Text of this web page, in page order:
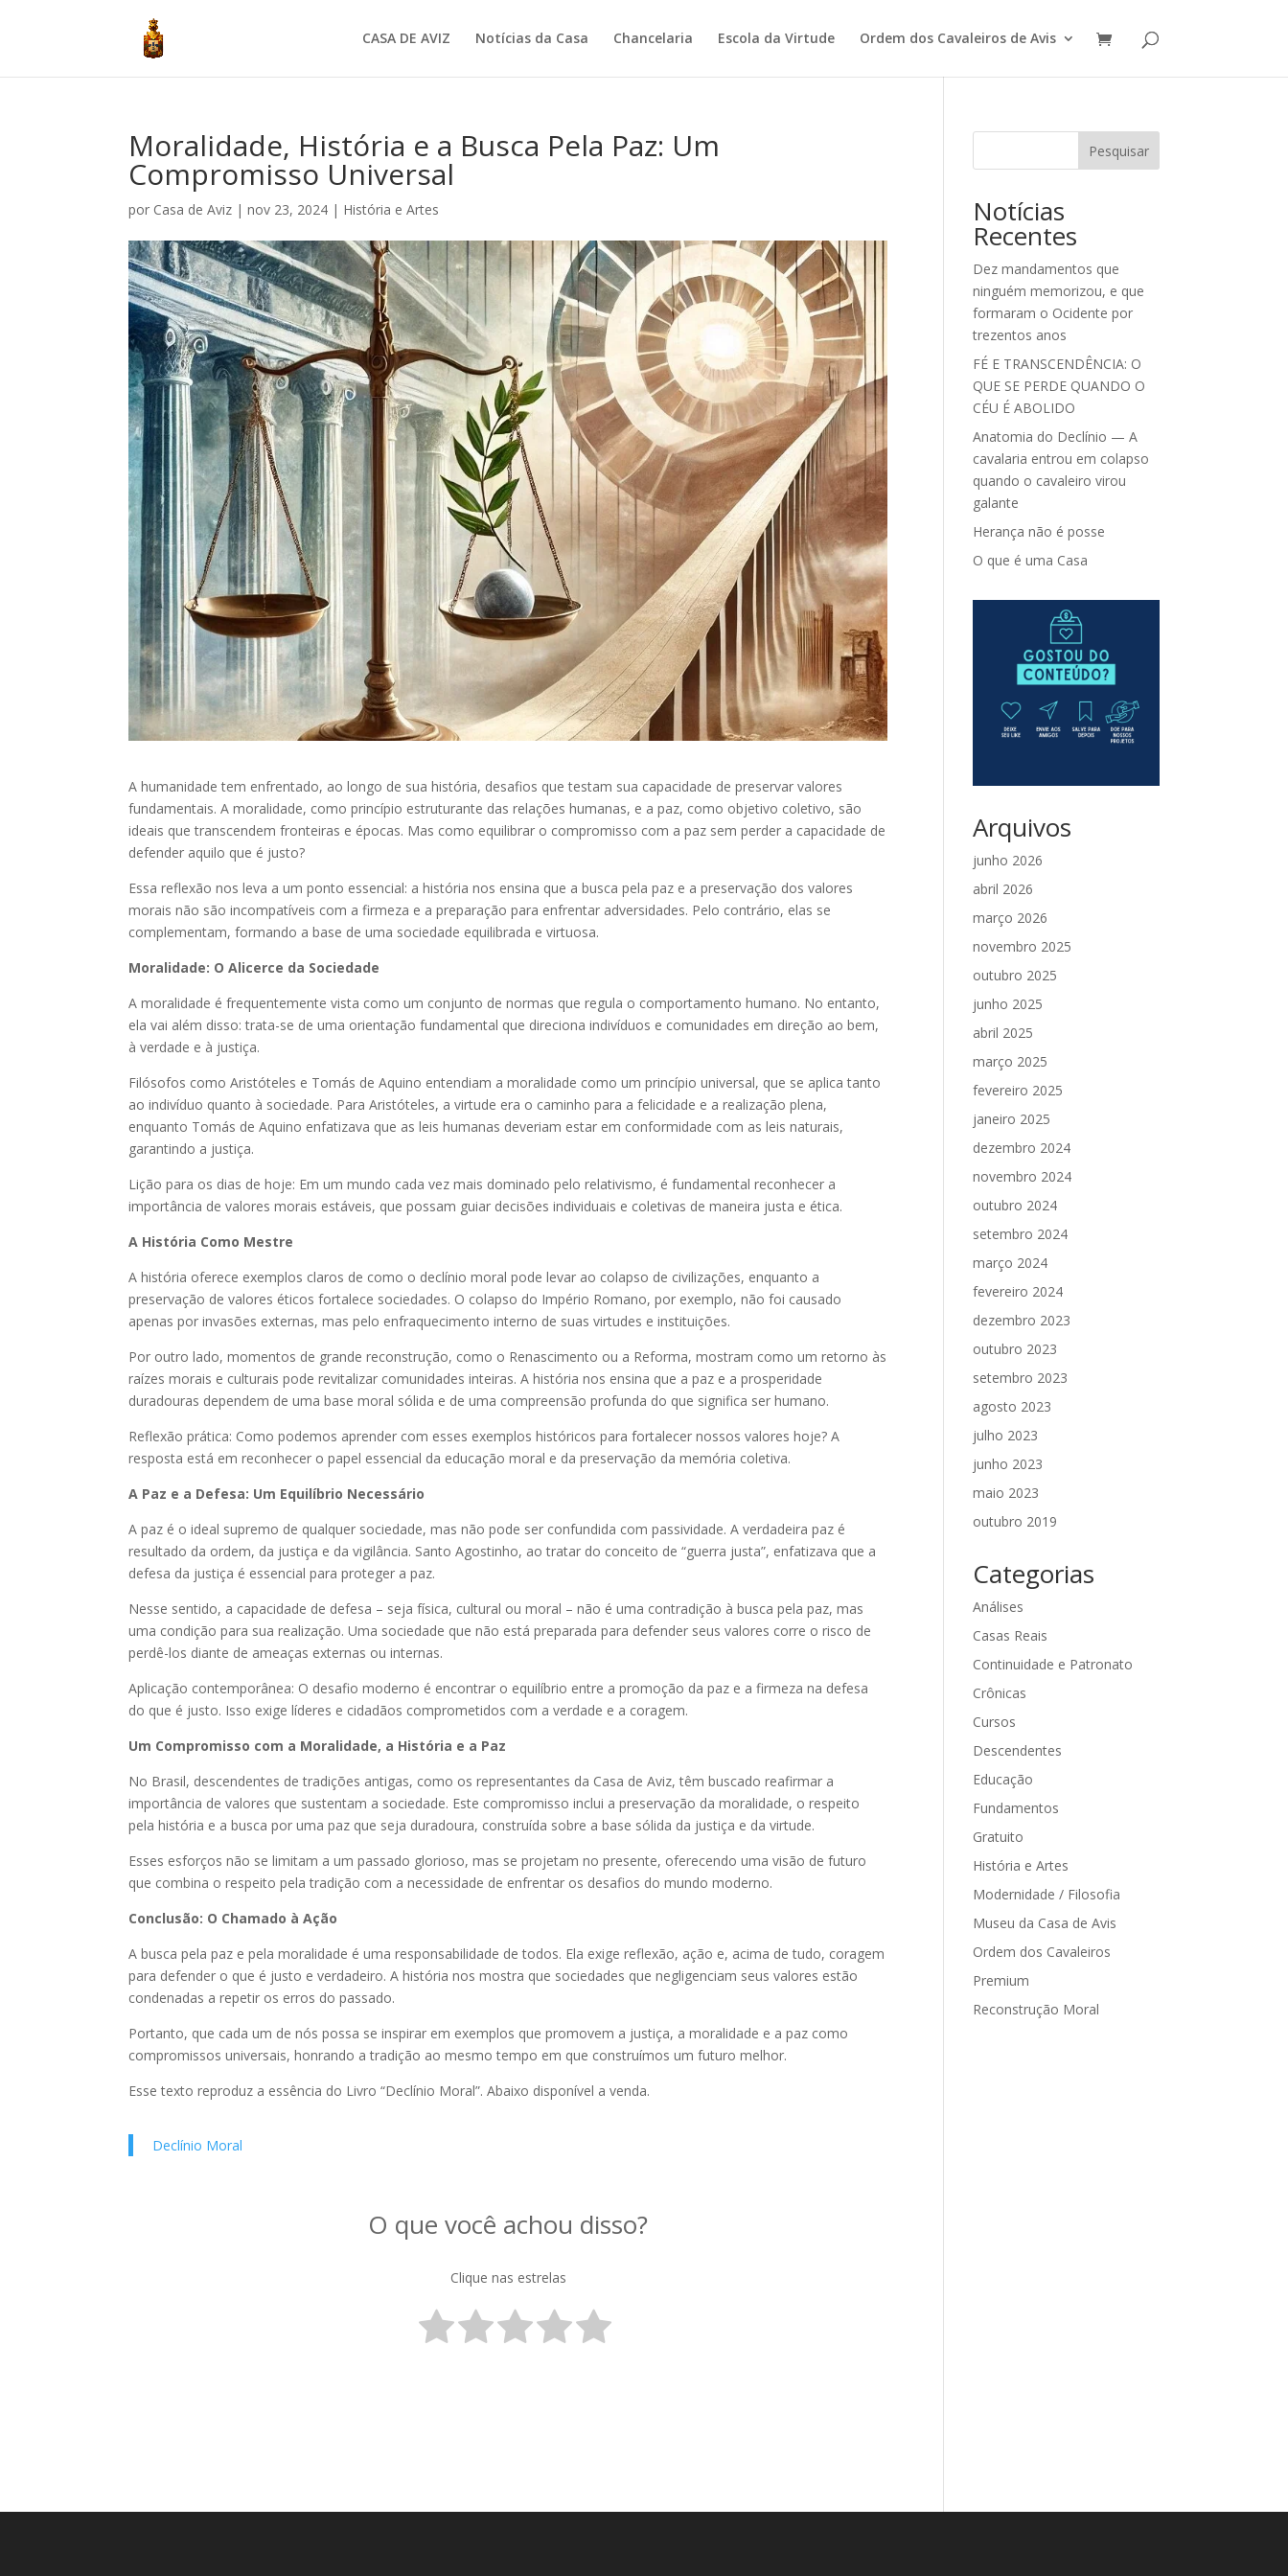
CASA DE AVIZ Notícias da Casa Chancelaria Escola da Virtude Ordem dos Cavaleiros de Avis
Moralidade, História e a Busca Pela Paz: Um
Compromisso Universal
por Casa de Aviz |nov 23, 2024 | História e Artes
A humanidade tem enfrentado, ao longo de sua história, desafios que testam sua capacidade de preservar valores
fundamentais. A moralidade, como princípio estruturante das relações humanas, e a paz, como objetivo coletivo, são
ideais que transcendem fronteiras e épocas. Mas como equilibrar o compromisso com a paz sem perder a capacidade de
defender aquilo que é justo?
Essa reflexão nos leva a um ponto essencial: a história nos ensina que a busca pela paz e a preservação dos valores
morais não são incompatíveis com a firmeza e a preparação para enfrentar adversidades. Pelo contrário, elas se
complementam, formando a base de uma sociedade equilibrada e virtuosa.
Moralidade: O Alicerce da Sociedade
A moralidade é frequentemente vista como um conjunto de normas que regula o comportamento humano. No entanto,
ela vai além disso: trata-se de uma orientação fundamental que direciona indivíduos e comunidades em direção ao bem,
à verdade e à justiça.
Filósofos como Aristóteles e Tomás de Aquino entendiam a moralidade como um princípio universal, que se aplica tanto
ao indivíduo quanto à sociedade. Para Aristóteles, a virtude era o caminho para a felicidade e a realização plena,
enquanto Tomás de Aquino enfatizava que as leis humanas deveriam estar em conformidade com as leis naturais,
garantindo a justiça.
Lição para os dias de hoje: Em um mundo cada vez mais dominado pelo relativismo, é fundamental reconhecer a
importância de valores morais estáveis, que possam guiar decisões individuais e coletivas de maneira justa e ética.
A História Como Mestre
A história oferece exemplos claros de como o declínio moral pode levar ao colapso de civilizações, enquanto a
preservação de valores éticos fortalece sociedades. O colapso do Império Romano, por exemplo, não foi causado
apenas por invasões externas, mas pelo enfraquecimento interno de suas virtudes e instituições.
Por outro lado, momentos de grande reconstrução, como o Renascimento ou a Reforma, mostram como um retorno às
raízes morais e culturais pode revitalizar comunidades inteiras. A história nos ensina que a paz e a prosperidade
duradouras dependem de uma base moral sólida e de uma compreensão profunda do que significa ser humano.
Reflexão prática: Como podemos aprender com esses exemplos históricos para fortalecer nossos valores hoje? A
resposta está em reconhecer o papel essencial da educação moral e da preservação da memória coletiva.
A Paz e a Defesa: Um Equilíbrio Necessário
A paz é o ideal supremo de qualquer sociedade, mas não pode ser confundida com passividade. A verdadeira paz é
resultado da ordem, da justiça e da vigilância. Santo Agostinho, ao tratar do conceito de “guerra justa”, enfatizava que a
defesa da justiça é essencial para proteger a paz.
Nesse sentido, a capacidade de defesa – seja física, cultural ou moral – não é uma contradição à busca pela paz, mas
uma condição para sua realização. Uma sociedade que não está preparada para defender seus valores corre o risco de
perdê-los diante de ameaças externas ou internas.
Aplicação contemporânea: O desafio moderno é encontrar o equilíbrio entre a promoção da paz e a firmeza na defesa
do que é justo. Isso exige líderes e cidadãos comprometidos com a verdade e a coragem.
Um Compromisso com a Moralidade, a História e a Paz
No Brasil, descendentes de tradições antigas, como os representantes da Casa de Aviz, têm buscado reafirmar a
importância de valores que sustentam a sociedade. Este compromisso inclui a preservação da moralidade, o respeito
pela história e a busca por uma paz que seja duradoura, construída sobre a base sólida da justiça e da virtude.
Esses esforços não se limitam a um passado glorioso, mas se projetam no presente, oferecendo uma visão de futuro
que combina o respeito pela tradição com a necessidade de enfrentar os desafios do mundo moderno.
Conclusão: O Chamado à Ação
A busca pela paz e pela moralidade é uma responsabilidade de todos. Ela exige reflexão, ação e, acima de tudo, coragem
para defender o que é justo e verdadeiro. A história nos mostra que sociedades que negligenciam seus valores estão
condenadas a repetir os erros do passado.
Portanto, que cada um de nós possa se inspirar em exemplos que promovem a justiça, a moralidade e a paz como
compromissos universais, honrando a tradição ao mesmo tempo em que construímos um futuro melhor.
Esse texto reproduz a essência do Livro “Declínio Moral”. Abaixo disponível a venda.
Declínio Moral
O que você achou disso?
Clique nas estrelas
Pesquisar
Notícias
Recentes
Dez mandamentos que
ninguém memorizou, e que
formaram o Ocidente por
trezentos anos
FÉ E TRANSCENDÊNCIA: O
QUE SE PERDE QUANDO O
CÉU É ABOLIDO
Anatomia do Declínio — A
cavalaria entrou em colapso
quando o cavaleiro virou
galante
Herança não é posse
O que é uma Casa
Arquivos
junho 2026
abril 2026
março 2026
novembro 2025
outubro 2025
junho 2025
abril 2025
março 2025
fevereiro 2025
janeiro 2025
dezembro 2024
novembro 2024
outubro 2024
setembro 2024
março 2024
fevereiro 2024
dezembro 2023
outubro 2023
setembro 2023
agosto 2023
julho 2023
junho 2023
maio 2023
outubro 2019
Categorias
Análises
Casas Reais
Continuidade e Patronato
Crônicas
Cursos
Descendentes
Educação
Fundamentos
Gratuito
História e Artes
Modernidade / Filosofia
Museu da Casa de Avis
Ordem dos Cavaleiros
Premium
Reconstrução Moral